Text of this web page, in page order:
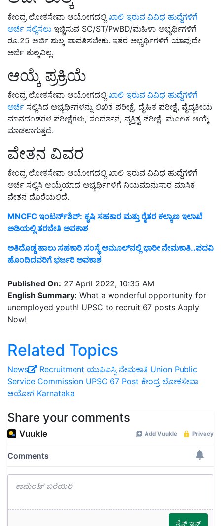
ಕೇಂದ್ರ ಲೋಕಸೇವಾ ಆಯೋಗದಲ್ಲಿ ಖಾಲಿ ಇರುವ ವಿವಿಧ ಹುದ್ದೆಗಳಿಗೆ
ಅರ್ಜಿ ಸಲ್ಲಿಸಲು ಇಚ್ಚಿಸುವ SC/ST/PwBD/ಮಹಿಳಾ ಅಭ್ಯರ್ಥಿಗಳಿಗೆ
ರೂ.25 ಅರ್ಜಿ ಶುಲ್ಕ ಪಾವತಿಸಬೇಕು. ಇತರ ಅಭ್ಯರ್ಥಿಗಳಿಗೆ ಯಾವುದೇ
ಅರ್ಜಿ ಶುಲ್ಕವಿಲ್ಲ.
ಆಯ್ಕೆ ಪ್ರಕ್ರಿಯೆ
ಕೇಂದ್ರ ಲೋಕಸೇವಾ ಆಯೋಗದಲ್ಲಿ ಖಾಲಿ ಇರುವ ವಿವಿಧ ಹುದ್ದೆಗಳಿಗೆ
ಅರ್ಜಿ ಸಲ್ಲಿಸಿದ ಅಭ್ಯರ್ಥಿಗಳನ್ನು ಲಿಖಿತ ಪರೀಕ್ಷೆ, ದೈಹಿಕ ಪರೀಕ್ಷೆ, ವೈದ್ಯಕೀಯ
ಮಾನದಂಡಗಳ ಪರೀಕ್ಷೆಗಳು, ಸಂದರ್ಶನ, ವ್ಯಕ್ತಿತ್ವ ಪರೀಕ್ಷೆ. ಮೂಲಕ ಆಯ್ಕೆ
ಮಾಡಲಾಗುತ್ತದೆ.
ವೇತನ ವಿವರ
ಕೇಂದ್ರ ಲೋಕಸೇವಾ ಆಯೋಗದಲ್ಲಿ ಖಾಲಿ ಇರುವ ವಿವಿಧ ಹುದ್ದೆಗಳಿಗೆ
ಅರ್ಜಿ ಸಲ್ಲಿಸಿ ಆಯ್ಕೆಯಾದ ಅಭ್ಯರ್ಥಿಗಳಿಗೆ ನಿಯಮಾನುಸಾರ ಮಾಸಿಕ
ವೇತನ ದೊರೆಯಲಿದೆ.
MNCFC ಇಂಟರ್ನ್‌ಶಿಪ್: ಕೃಷಿ ಸಹಕಾರ ಮತ್ತು ರೈತರ ಕಲ್ಯಾಣ ಇಲಾಖೆ
ಅಡಿಯಲ್ಲಿ ತರಬೇತಿ ಅವಕಾಶ
ಅತಿದೊಡ್ಡ ಹಾಲು ಸಹಕಾರಿ ಸಂಸ್ಥೆ ಅಮೂಲ್‌ನಲ್ಲಿ ಭಾರೀ ನೇಮಕಾತಿ..ಪದವಿ
ಹೊಂದಿದವರಿಗೆ ಭರ್ಜರಿ ಅವಕಾಶ
Published On: 27 April 2022, 10:35 AM
English Summary: What a wonderful opportunity for
unemployed youth! UPSC to recruit 67 posts Apply
Now!
Related Topics
News Recruitment ಯುಪಿಎಸ್ಸಿ ನೇಮಕಾತಿ Union Public
Service Commission UPSC 67 Post ಕೇಂದ್ರ ಲೋಕಸೇವಾ
ಆಯೋಗ Karnataka
Share your comments